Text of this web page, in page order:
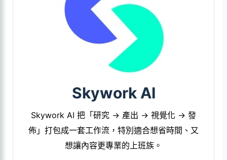
Skywork AI
Skywork AI 把「研究 → 產出 → 視覺化 → 發
佈」打包成一套工作流，特別適合想省時間、又
想讓內容更專業的上班族。